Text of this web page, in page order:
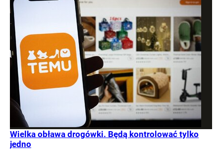
Wielka obława drogówki. Będą kontrolować tylko
jedno